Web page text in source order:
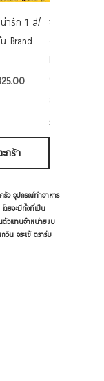
ารัก 1 สี/
Brand
กร้า
ชามเคลือบ
ภาษี รวม
รัว อุปกรณ์ทำอาหาร
ดยจะมีทั้งที่เป็น
ตัวแทนจำหน่ายแบ
น จระเข้ ตราร่ม